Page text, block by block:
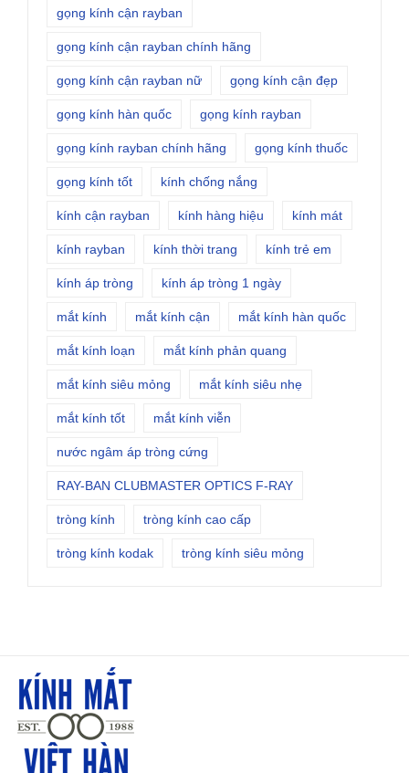
gọng kính cận rayban
gọng kính cận rayban chính hãng
gọng kính cận rayban nữ gọng kính cận đẹp
gọng kính hàn quốc gọng kính rayban
gọng kính rayban chính hãng gọng kính thuốc
gọng kính tốt kính chống nắng
kính cận rayban kính hàng hiệu kính mát
kính rayban kính thời trang kính trẻ em
kính áp tròng kính áp tròng 1 ngày
mắt kính mắt kính cận mắt kính hàn quốc
mắt kính loạn mắt kính phản quang
mắt kính siêu mỏng mắt kính siêu nhẹ
mắt kính tốt mắt kính viễn
nước ngâm áp tròng cứng
RAY-BAN CLUBMASTER OPTICS F-RAY
tròng kính tròng kính cao cấp
tròng kính kodak tròng kính siêu mỏng